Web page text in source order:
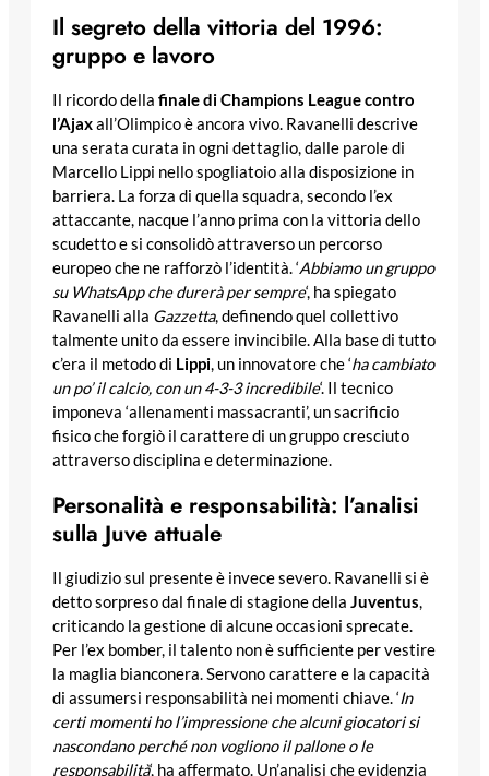
Il segreto della vittoria del 1996:
gruppo e lavoro
Il ricordo della finale di Champions League contro
l’Ajaxall’Olimpico è ancora vivo. Ravanelli descrive
una serata curata in ogni dettaglio, dalle parole di
Marcello Lippi nello spogliatoio alla disposizione in
barriera. La forza di quella squadra, secondo l’ex
attaccante, nacque l’anno prima con la vittoria dello
scudetto e si consolidò attraverso un percorso
europeo che ne rafforzò l’identità. ‘Abbiamo un gruppo
su WhatsApp che durerà per sempre‘, ha spiegato
Ravanelli alla Gazzetta, definendo quel collettivo
talmente unito da essere invincibile. Alla base di tutto
c’era il metodo di Lippi, un innovatore che ‘ha cambiato
un po’ il calcio, con un 4-3-3 incredibile‘. Il tecnico
imponeva ‘allenamenti massacranti’, un sacrificio
fisico che forgiò il carattere di un gruppo cresciuto
attraverso disciplina e determinazione.
Personalità e responsabilità: l’analisi
sulla Juve attuale
Il giudizio sul presente è invece severo. Ravanelli si è
detto sorpreso dal finale di stagione della Juventus,
criticando la gestione di alcune occasioni sprecate.
Per l’ex bomber, il talento non è sufficiente per vestire
la maglia bianconera. Servono carattere e la capacità
di assumersi responsabilità nei momenti chiave. ‘In
certi momenti ho l’impressione che alcuni giocatori si
nascondano perché non vogliono il pallone o le
responsabilità‘, ha affermato. Un’analisi che evidenzia